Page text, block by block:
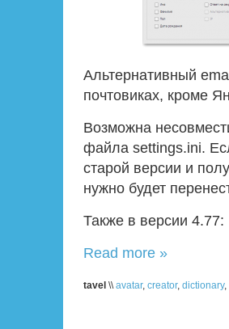
Альтернативный
почтовиках, кроме
Возможна
файла settings.ini.
старой версии и
нужно будет
Также в версии 4.77:
Read more »
tavel \\ avatar, creator, dictionary,